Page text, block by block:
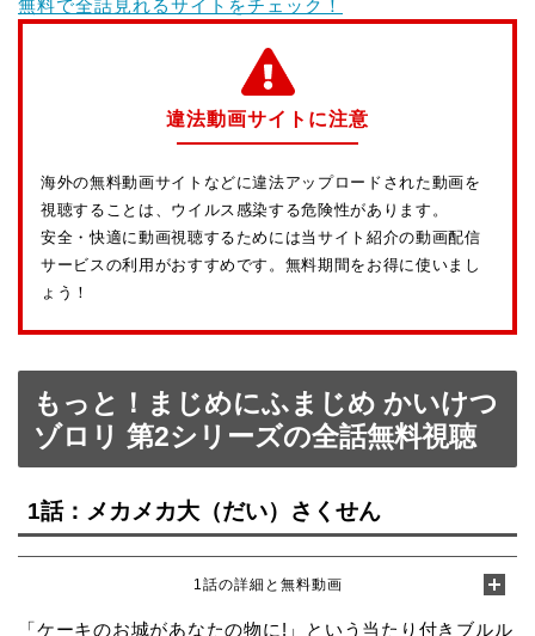
無料で全話見れるサイトをチェック！
違法動画サイトに注意
海外の無料動画サイトなどに違法アップロードされた動画を
視聴することは、ウイルス感染する危険性があります。
安全・快適に動画視聴するためには当サイト紹介の動画配信
サービスの利用がおすすめです。無料期間をお得に使いまし
ょう！
もっと！まじめにふまじめ かいけつ
ゾロリ 第2シリーズの全話無料視聴
1話：メカメカ大（だい）さくせん
1話の詳細と無料動画
「ケーキのお城があなたの物に!」という当たり付きブルル